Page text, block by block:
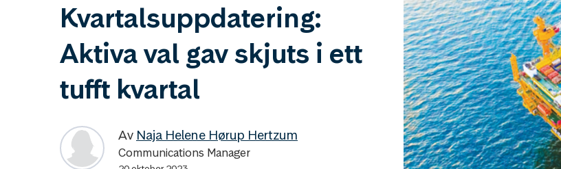
Kvartalsuppdatering:
Aktiva val gav skjuts i ett
tufft kvartal
Av Naja Helene Hørup Hertzum
Communications Manager